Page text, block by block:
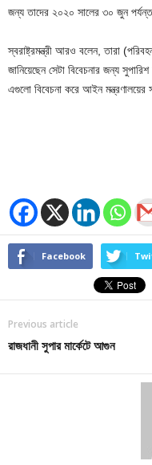
জন্য তাদের ২০২০ সালের ৩০ জুন
স্বরাষ্ট্রমন্ত্রী আরও বলেন, তারা
জানিয়েছেন সেটা বিবেচনার জন্য
এগুলো বিবেচনা করে আইন মন্ত্রণালয়ের
Facebook
Previous article
রাজধানী সুপার মার্কেটে আগুন